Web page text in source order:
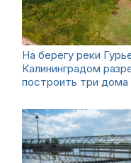
На берегу реки
Калининградом
построить три дома